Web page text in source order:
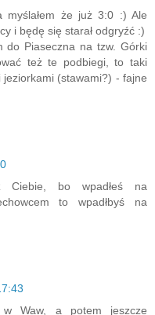
myślałem że już 3:0 :) Ale
i będę się starał odgryźć :)
do Piaseczna na tzw. Górki
też te podbiegi, to taki
jeziorkami (stawami?) - fajne
Ciebie, bo wpadłeś na
to wpadłbyś na
w Waw, a potem jeszcze